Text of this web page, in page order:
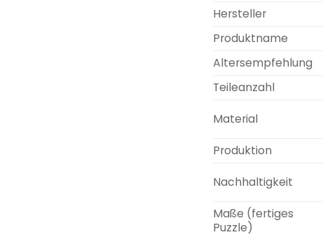
Hersteller
Produktname
Altersempfehlung
Teileanzahl
Material
Produktion
Nachhaltigkeit
Maße (fertiges
Puzzle)